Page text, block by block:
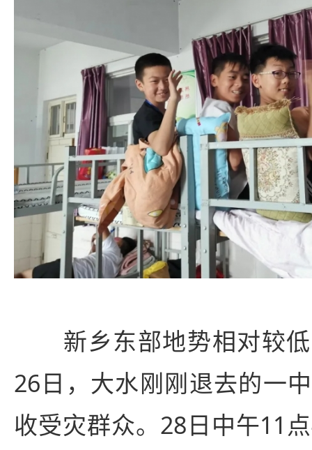
新乡东部地势相对较低
26日，大水刚刚退去的一
收受灾群众。28日中午11